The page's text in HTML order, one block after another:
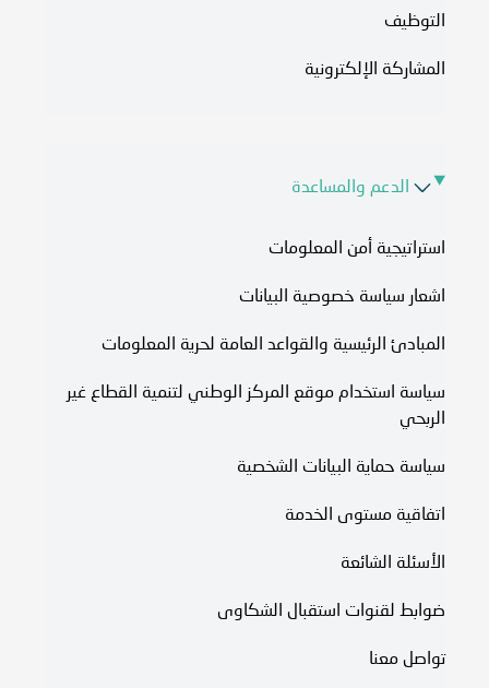
التوظيف
المشاركة الإلكترونية
الدعم والمساعدة
استراتيجية أمن المعلومات
اشعار سياسة خصوصية البيانات
المبادئ الرئيسية والقواعد العامة لحرية المعلومات
سياسة استخدام موقع المركز الوطني لتنمية القطاع غير
الربحي
سياسة حماية البيانات الشخصية
اتفاقية مستوى الخدمة​
الأسئلة الشائعة
ضوابط لقنوات استقبال الشكاوى
تواصل معنا